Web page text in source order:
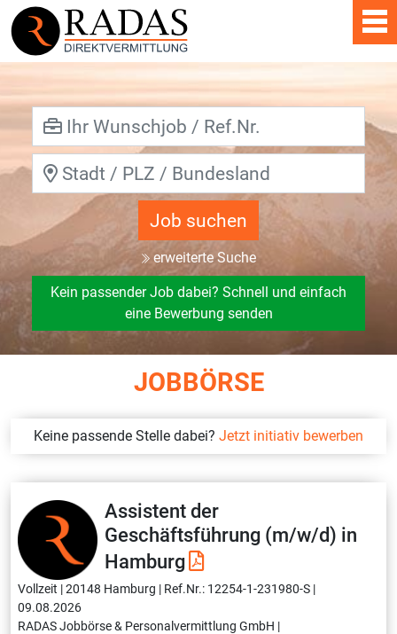
Job suchen
erweiterte Suche
Kein passender Job dabei? Schnell und einfach
eine Bewerbung senden
JOBBÖRSE
Keine passende Stelle dabei? Jetzt initiativ bewerben
Assistent der
Geschäftsführung (m/w/d) in
Hamburg
Vollzeit |20148 Hamburg | Ref.Nr.: 12254-1-231980-S |
09.08.2026
RADAS Jobbörse & Personalvermittlung GmbH |